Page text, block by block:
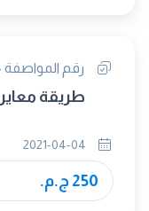
رقم المواصفة 4204 / 2021
طريقة
250 ج.م.